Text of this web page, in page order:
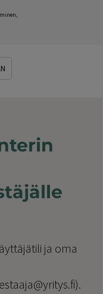
ja oma